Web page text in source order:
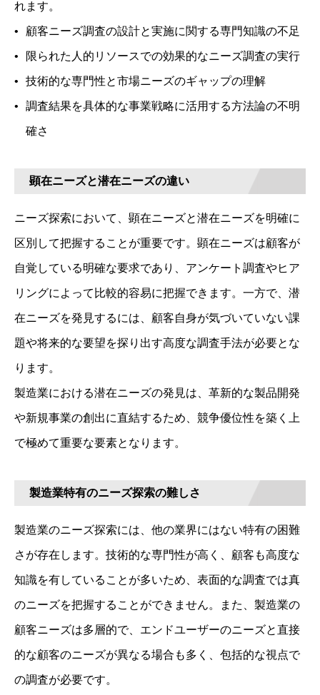
れます。
顧客ニーズ調査の設計と実施に関する専門知識の不足
限られた人的リソースでの効果的なニーズ調査の実行
技術的な専門性と市場ニーズのギャップの理解
調査結果を具体的な事業戦略に活用する方法論の不明
確さ
顕在ニーズと潜在ニーズの違い
ニーズ探索において、顕在ニーズと潜在ニーズを明確に
区別して把握することが重要です。顕在ニーズは顧客が
自覚している明確な要求であり、アンケート調査やヒア
リングによって比較的容易に把握できます。一方で、潜
在ニーズを発見するには、顧客自身が気づいていない課
題や将来的な要望を探り出す高度な調査手法が必要とな
ります。
製造業における潜在ニーズの発見は、革新的な製品開発
や新規事業の創出に直結するため、競争優位性を築く上
で極めて重要な要素となります。
製造業特有のニーズ探索の難しさ
製造業のニーズ探索には、他の業界にはない特有の困難
さが存在します。技術的な専門性が高く、顧客も高度な
知識を有していることが多いため、表面的な調査では真
のニーズを把握することができません。また、製造業の
顧客ニーズは多層的で、エンドユーザーのニーズと直接
的な顧客のニーズが異なる場合も多く、包括的な視点で
の調査が必要です。